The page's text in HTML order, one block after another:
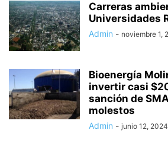
Carreras
Universidades
Admin - noviembre 1,
Bioenergía
invertir casi
sanción de
molestos
Admin - junio 12, 2024